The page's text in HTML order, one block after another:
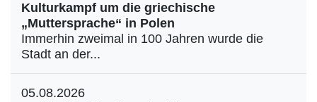
Kulturkampf um die griechische
„Muttersprache“ in Polen
Immerhin zweimal in 100 Jahren wurde die
Stadt an der...
05.08.2026